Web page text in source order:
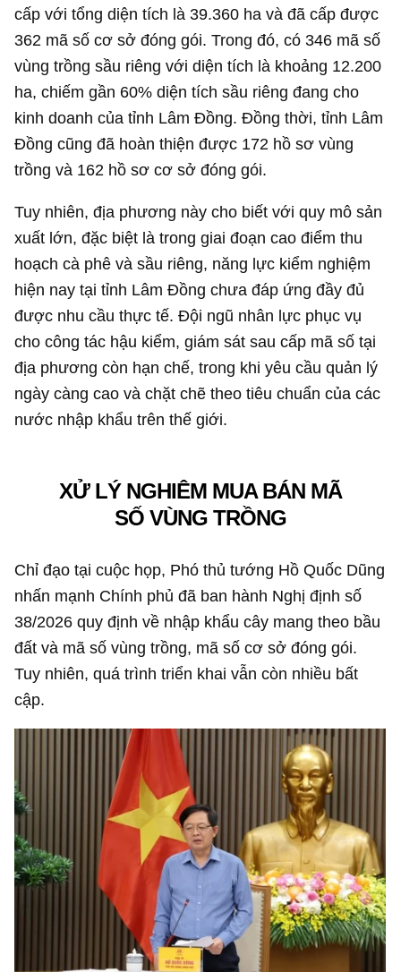
cấp với tổng diện tích là 39.360 ha và đã cấp được
362 mã số cơ sở đóng gói. Trong đó, có 346 mã số
vùng trồng sầu riêng với diện tích là khoảng 12.200
ha, chiếm gần 60% diện tích sầu riêng đang cho
kinh doanh của tỉnh Lâm Đồng. Đồng thời, tỉnh Lâm
Đồng cũng đã hoàn thiện được 172 hồ sơ vùng
trồng và 162 hồ sơ cơ sở đóng gói.
Tuy nhiên, địa phương này cho biết với quy mô sản
xuất lớn, đặc biệt là trong giai đoạn cao điểm thu
hoạch cà phê và sầu riêng, năng lực kiểm nghiệm
hiện nay tại tỉnh Lâm Đồng chưa đáp ứng đầy đủ
được nhu cầu thực tế. Đội ngũ nhân lực phục vụ
cho công tác hậu kiểm, giám sát sau cấp mã số tại
địa phương còn hạn chế, trong khi yêu cầu quản lý
ngày càng cao và chặt chẽ theo tiêu chuẩn của các
nước nhập khẩu trên thế giới.
XỬ LÝ NGHIÊM MUA BÁN MÃ
SỐ VÙNG TRỒNG
Chỉ đạo tại cuộc họp, Phó thủ tướng Hồ Quốc Dũng
nhấn mạnh Chính phủ đã ban hành Nghị định số
38/2026 quy định về nhập khẩu cây mang theo bầu
đất và mã số vùng trồng, mã số cơ sở đóng gói.
Tuy nhiên, quá trình triển khai vẫn còn nhiều bất
cập.